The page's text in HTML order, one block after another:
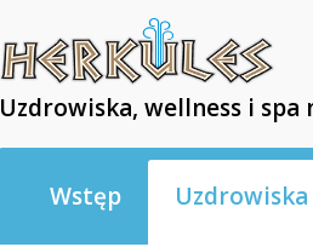
Uzdrowiska, wellness i spa
Wstęp Uzdrowiska